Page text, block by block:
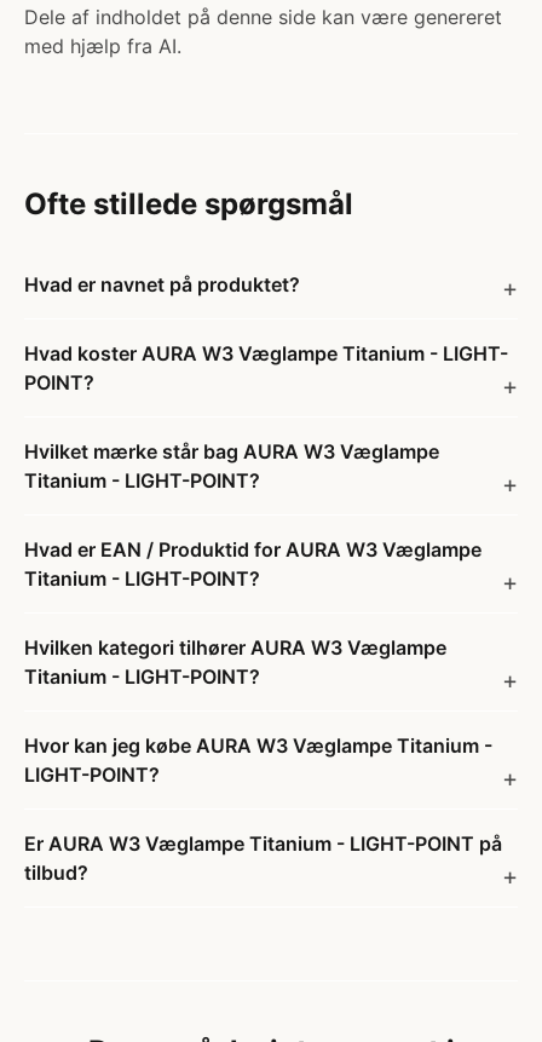
Dele af indholdet på denne side kan være genereret
med hjælp fra AI.
Ofte stillede spørgsmål
Hvad er navnet på produktet?
Hvad koster AURA W3 Væglampe Titanium - LIGHT-
POINT?
Hvilket mærke står bag AURA W3 Væglampe
Titanium - LIGHT-POINT?
Hvad er EAN / Produktid for AURA W3 Væglampe
Titanium - LIGHT-POINT?
Hvilken kategori tilhører AURA W3 Væglampe
Titanium - LIGHT-POINT?
Hvor kan jeg købe AURA W3 Væglampe Titanium -
LIGHT-POINT?
Er AURA W3 Væglampe Titanium - LIGHT-POINT på
tilbud?